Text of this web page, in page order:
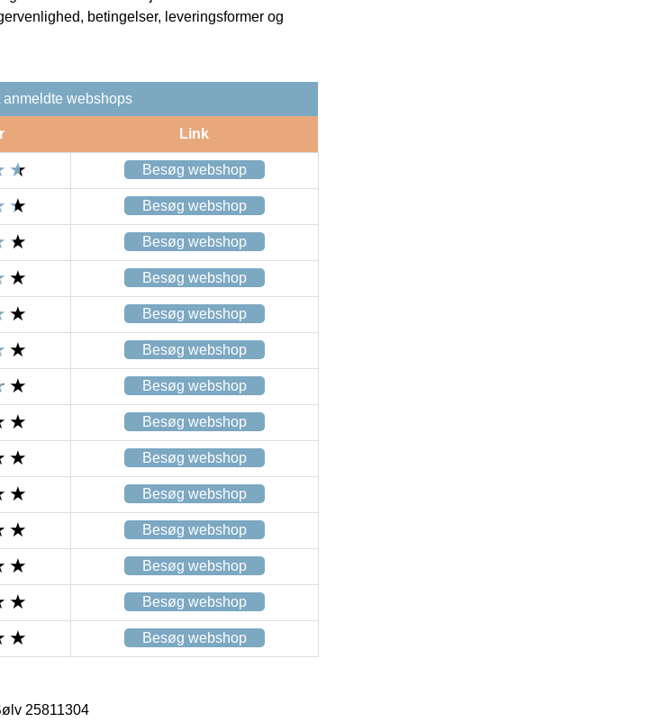
betingelser, leveringsformer og
anmeldte webshops
Link
Besøg webshop
Besøg webshop
Besøg webshop
Besøg webshop
Besøg webshop
Besøg webshop
Besøg webshop
Besøg webshop
Besøg webshop
Besøg webshop
Besøg webshop
Besøg webshop
Besøg webshop
Besøg webshop
25811304